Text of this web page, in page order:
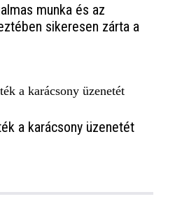
munka és az
sikeresen zárta a
a karácsony üzenetét